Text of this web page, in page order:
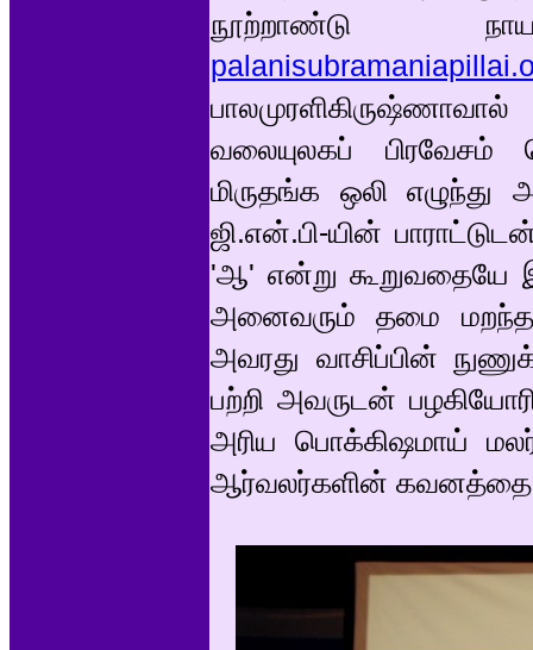
நூற்றாண்டு
வலையுலகப் பிரவேசம்
மிருதங்க ஒலி
ஜி.என்.பி-யின்
'ஆ' என்று கூறுவதையே
அனைவரும் தமை
அவரது வாசிப்பின்
பற்றி அவருடன்
அரிய பொக்கிஷமாய்
ஆர்வலர்களின் கவனத்தை